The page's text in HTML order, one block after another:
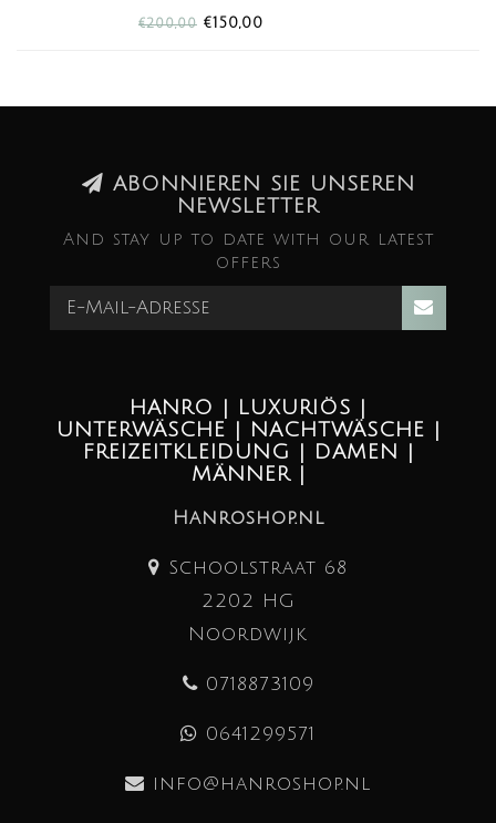
Nachhaltig: Baumwollanteil aus GRS-
€200,00 €150,00
ABONNIEREN SIE UNSEREN
NEWSLETTER
And stay up to date with our latest
offers
HANRO | LUXURIÖS |
UNTERWÄSCHE | NACHTWÄSCHE |
FREIZEITKLEIDUNG | DAMEN |
MÄNNER |
Hanroshop.nl
Schoolstraat 68
2202 HG
Noordwijk
0718873109
0641299571
info@hanroshop.nl